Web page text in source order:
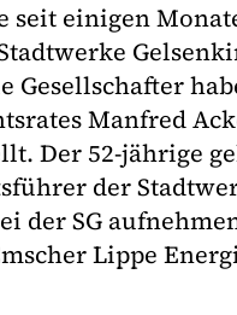
seit einigen
Gesellschafter
Manfred
Der 52-jährige
der
der SG
Lippe